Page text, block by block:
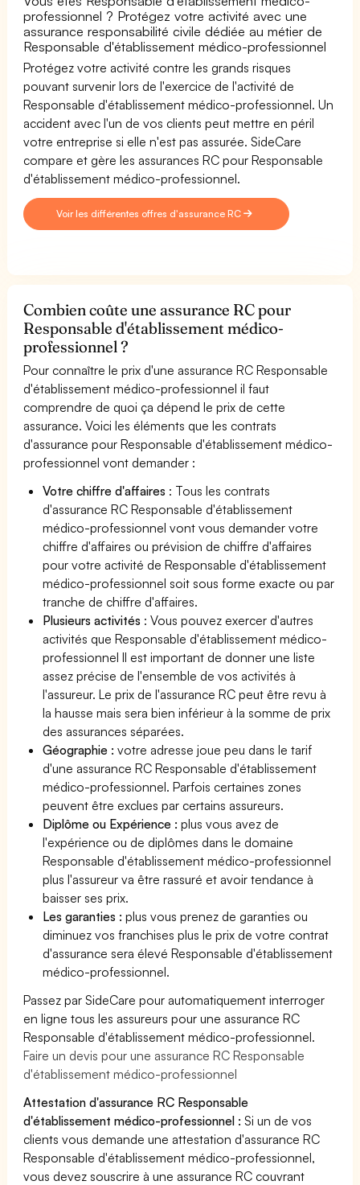
professionnel ? Protégez votre activité avec une
assurance responsabilité civile dédiée au métier de
Responsable d'établissement médico-professionnel
Protégez votre activité contre les grands risques
pouvant survenir lors de l'exercice de l'activité de
Responsable d'établissement médico-professionnel. Un
accident avec l'un de vos clients peut mettre en péril
votre entreprise si elle n'est pas assurée. SideCare
compare et gère les assurances RC pour Responsable
d'établissement médico-professionnel.
Voir les différentes offres d'assurance RC
Combien coûte une assurance RC pour
Responsable d'établissement médico-
professionnel ?
Pour connaître le prix d'une assurance RC Responsable
d'établissement médico-professionnel il faut
comprendre de quoi ça dépend le prix de cette
assurance. Voici les éléments que les contrats
d'assurance pour Responsable d'établissement médico-
professionnel vont demander :
Votre chiffre d'affaires : Tous les contrats
d'assurance RC Responsable d'établissement
médico-professionnel vont vous demander votre
chiffre d'affaires ou prévision de chiffre d'affaires
pour votre activité de Responsable d'établissement
médico-professionnel soit sous forme exacte ou par
tranche de chiffre d'affaires.
Plusieurs activités : Vous pouvez exercer d'autres
activités que Responsable d'établissement médico-
professionnel Il est important de donner une liste
assez précise de l'ensemble de vos activités à
l'assureur. Le prix de l'assurance RC peut être revu à
la hausse mais sera bien inférieur à la somme de prix
des assurances séparées.
Géographie :votre adresse joue peu dans le tarif
d'une assurance RC Responsable d'établissement
médico-professionnel. Parfois certaines zones
peuvent être exclues par certains assureurs.
Diplôme ou Expérience :plus vous avez de
l'expérience ou de diplômes dans le domaine
Responsable d'établissement médico-professionnel
plus l'assureur va être rassuré et avoir tendance à
baisser ses prix.
Les garanties :plus vous prenez de garanties ou
diminuez vos franchises plus le prix de votre contrat
d'assurance sera élevé Responsable d'établissement
médico-professionnel.
Passez par SideCare pour automatiquement interroger
en ligne tous les assureurs pour une assurance RC
Responsable d'établissement médico-professionnel.
Faire un devis pour une assurance RC Responsable
d'établissement médico-professionnel
Attestation d'assurance RC Responsable
d'établissement médico-professionnel : Si un de vos
clients vous demande une attestation d'assurance RC
Responsable d'établissement médico-professionnel,
vous devez souscrire à une assurance RC couvrant